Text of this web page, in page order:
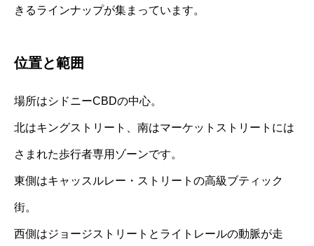
きるラインナップが集まっています。
位置と範囲
場所はシドニーCBDの中心。
北はキングストリート、南はマーケットストリートには
さまれた歩行者専用ゾーンです。
東側はキャッスルレー・ストリートの高級ブティック
街。
西側はジョージストリートとライトレールの動脈が走